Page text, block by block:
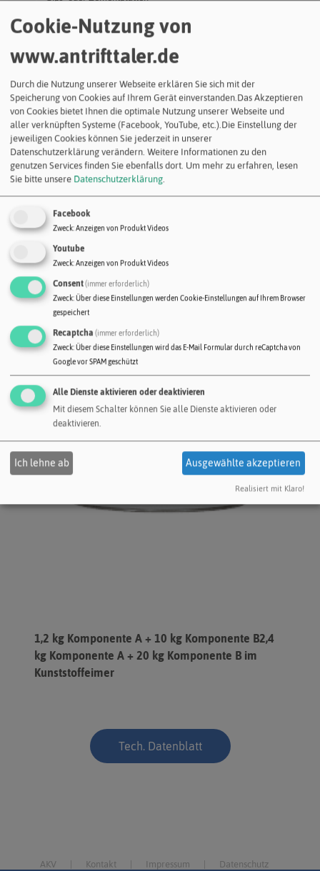
Synthetische Bodenbeläge
Fliesen
Produkteigenschaften
Lösemittelfrei
Hoch temperaturbeständig
ungiftig
1,2 kg Komponente A + 10 kg Komponente B2,4
kg Komponente A + 20 kg Komponente B im
Kunststoffeimer
Tech. Datenblatt
AKV Kontakt Impressum Datenschutz
Cookie-Nutzung von
www.antrifttaler.de
Durch die Nutzung unserer Webseite erklären Sie sich mit der
Speicherung von Cookies auf Ihrem Gerät einverstanden.Das Akzeptieren
von Cookies bietet Ihnen die optimale Nutzung unserer Webseite und
aller verknüpften Systeme (Facebook, YouTube, etc.).Die Einstellung der
jeweiligen Cookies können Sie jederzeit in unserer
Datenschutzerklärung verändern. Weitere Informationen zu den
genutzen Services finden Sie ebenfalls dort. Um mehr zu erfahren, lesen
Sie bitte unsere Datenschutzerklärung.
Facebook
Zweck:Anzeigen von Produkt Videos
Youtube
Zweck:Anzeigen von Produkt Videos
Consent(immer erforderlich)
Zweck:Über diese Einstellungen werden Cookie-Einstellungen auf Ihrem Browser
gespeichert
Recaptcha (immer erforderlich)
Zweck:Über diese Einstellungen wird das E-Mail Formular durch reCaptcha von
Google vor SPAM geschützt
Alle Dienste aktivieren oder deaktivieren
Mit diesem Schalter können Sie alle Dienste aktivieren oder
deaktivieren.
Ich lehne ab Ausgewählte akzeptieren
Realisiert mit Klaro!